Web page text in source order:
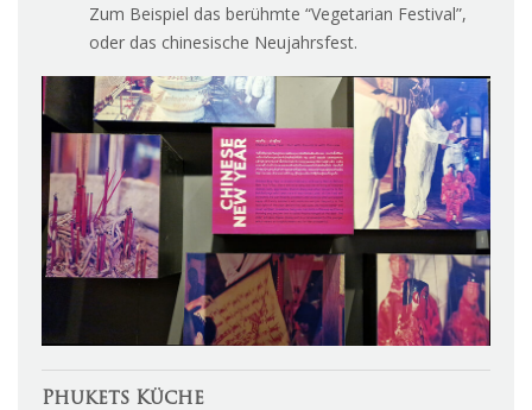
Zum Beispiel das berühmte “Vegetarian Festival”,
oder das chinesische Neujahrsfest.
Phukets Küche